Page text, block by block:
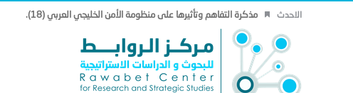
الاحدث مذكرة التفاهم وتأثيرها على منظومة الأمن الخليجي العربي (18).